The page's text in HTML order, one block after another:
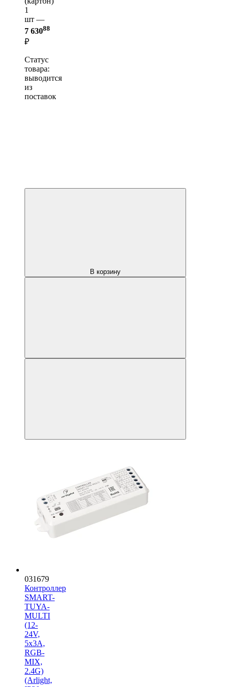
1
шт —
7 63088
₽
Статус
товара:
выводится
из
поставок
В корзину
031679
Контроллер
SMART-
TUYA-
MULTI
(12-
24V,
5x3A,
RGB-
MIX,
2.4G)
(Arlight,